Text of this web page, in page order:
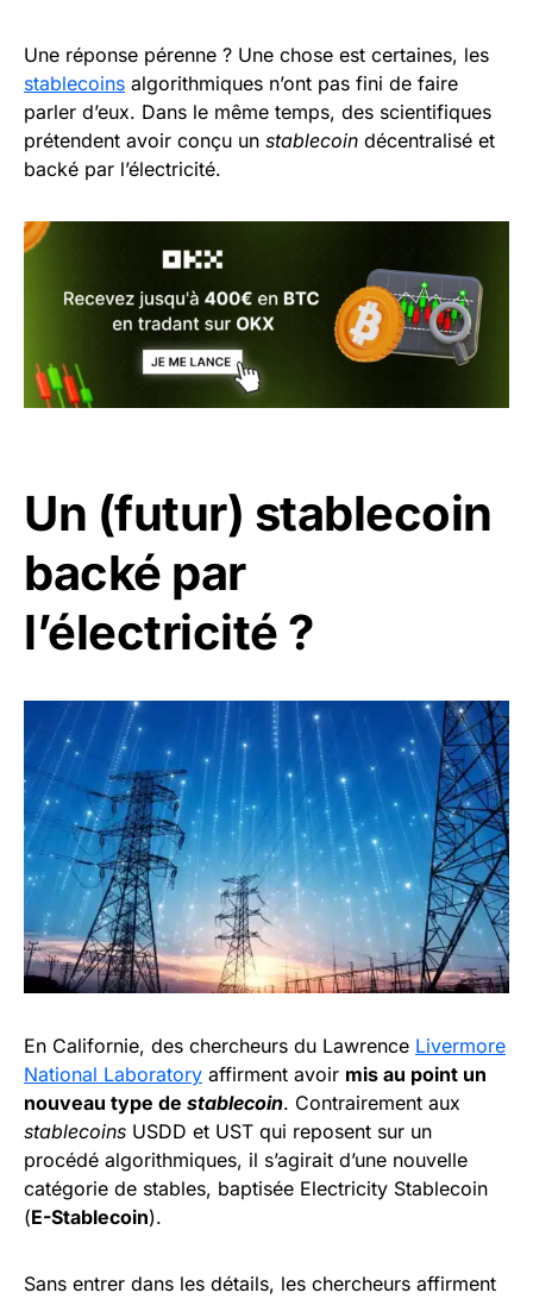
Une réponse pérenne ? Une chose est certaines, les
stablecoins algorithmiques n’ont pas fini de faire
parler d’eux. Dans le même temps, des scientifiques
prétendent avoir conçu un stablecoin décentralisé et
backé par l’électricité.
Un (futur) stablecoin
backé par
l’électricité ?
En Californie, des chercheurs du Lawrence Livermore
National Laboratory affirment avoir mis au point un
nouveau type de stablecoin. Contrairement aux
stablecoins USDD et UST qui reposent sur un
procédé algorithmiques, il s’agirait d’une nouvelle
catégorie de stables, baptisée Electricity Stablecoin
(E-Stablecoin).
Sans entrer dans les détails, les chercheurs affirment